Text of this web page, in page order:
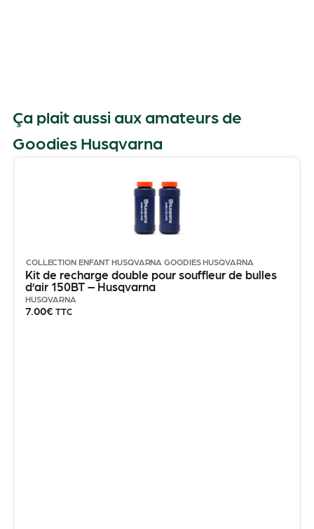
Ça plait aussi aux amateurs de
Goodies Husqvarna
COLLECTION ENFANT HUSQVARNA GOODIES HUSQVARNA
Kit de recharge double pour souffleur de bulles
d’air 150BT – Husqvarna
HUSQVARNA
7.00€ TTC